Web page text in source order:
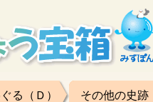
る（Ｄ） その他の史跡